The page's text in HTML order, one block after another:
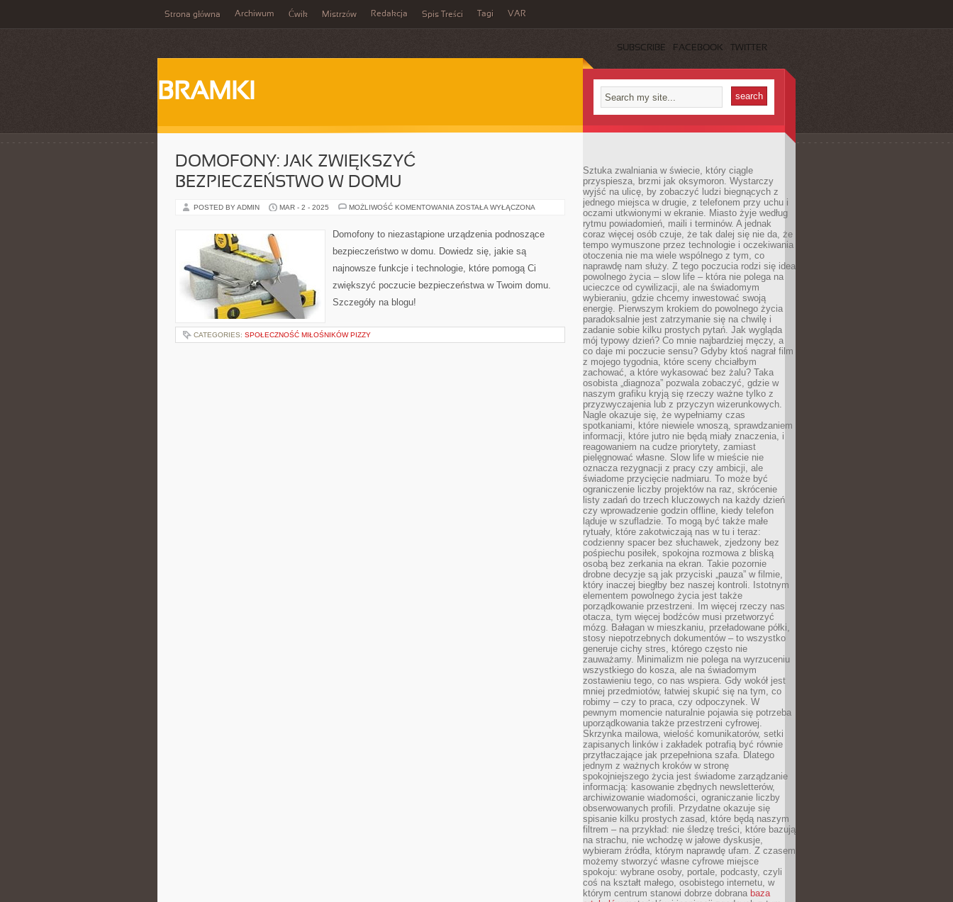
Strona główna Archiwum Ćwik Mistrzów Redakcja Spis Treści Tagi VAR
SUBSCRIBE FACEBOOK TWITTER
BRAMKI
DOMOFONY: JAK ZWIĘKSZYĆ
BEZPIECZEŃSTWO W DOMU
POSTED BY ADMIN MAR - 2 - 2025 MOŻLIWOŚĆ KOMENTOWANIA DOMOFONY:
BEZPIECZEŃSTWO
W
ZOSTAŁA WYŁĄCZONA
Domofony to niezastąpione urządzenia podnoszące
bezpieczeństwo w domu. Dowiedz się, jakie są
najnowsze funkcje i technologie, które pomogą Ci
zwiększyć poczucie bezpieczeństwa w Twoim domu.
Szczegóły na blogu!
CATEGORIES: SPOŁECZNOŚĆ MIŁOŚNIKÓW PIZZY
Sztuka zwalniania w świecie, który ciągle
przyspiesza, brzmi jak oksymoron. Wystarczy
wyjść na ulicę, by zobaczyć ludzi biegnących z
jednego miejsca w drugie, z telefonem przy uchu i
oczami utkwionymi w ekranie. Miasto żyje według
rytmu powiadomień, maili i terminów. A jednak
coraz więcej osób czuje, że tak dalej się nie da, że
tempo wymuszone przez technologie i oczekiwania
otoczenia nie ma wiele wspólnego z tym, co
naprawdę nam służy. Z tego poczucia rodzi się idea
powolnego życia – slow life – która nie polega na
ucieczce od cywilizacji, ale na świadomym
wybieraniu, gdzie chcemy inwestować swoją
energię. Pierwszym krokiem do powolnego życia
paradoksalnie jest zatrzymanie się na chwilę i
zadanie sobie kilku prostych pytań. Jak wygląda
mój typowy dzień? Co mnie najbardziej męczy, a
co daje mi poczucie sensu? Gdyby ktoś nagrał film
z mojego tygodnia, które sceny chciałbym
zachować, a które wykasować bez żalu? Taka
osobista „diagnoza” pozwala zobaczyć, gdzie w
naszym grafiku kryją się rzeczy ważne tylko z
przyzwyczajenia lub z przyczyn wizerunkowych.
Nagle okazuje się, że wypełniamy czas
spotkaniami, które niewiele wnoszą, sprawdzaniem
informacji, które jutro nie będą miały znaczenia, i
reagowaniem na cudze priorytety, zamiast
pielęgnować własne. Slow life w mieście nie
oznacza rezygnacji z pracy czy ambicji, ale
świadome przycięcie nadmiaru. To może być
ograniczenie liczby projektów na raz, skrócenie
listy zadań do trzech kluczowych na każdy dzień
czy wprowadzenie godzin offline, kiedy telefon
ląduje w szufladzie. To mogą być także małe
rytuały, które zakotwiczają nas w tu i teraz:
codzienny spacer bez słuchawek, zjedzony bez
pośpiechu posiłek, spokojna rozmowa z bliską
osobą bez zerkania na ekran. Takie pozornie
drobne decyzje są jak przyciski „pauza” w filmie,
który inaczej biegłby bez naszej kontroli. Istotnym
elementem powolnego życia jest także
porządkowanie przestrzeni. Im więcej rzeczy nas
otacza, tym więcej bodźców musi przetworzyć
mózg. Bałagan w mieszkaniu, przeładowane półki,
stosy niepotrzebnych dokumentów – to wszystko
generuje cichy stres, którego często nie
zauważamy. Minimalizm nie polega na wyrzuceniu
wszystkiego do kosza, ale na świadomym
zostawieniu tego, co nas wspiera. Gdy wokół jest
mniej przedmiotów, łatwiej skupić się na tym, co
robimy – czy to praca, czy odpoczynek. W
pewnym momencie naturalnie pojawia się potrzeba
uporządkowania także przestrzeni cyfrowej.
Skrzynka mailowa, wielość komunikatorów, setki
zapisanych linków i zakładek potrafią być równie
przytłaczające jak przepełniona szafa. Dlatego
jednym z ważnych kroków w stronę
spokojniejszego życia jest świadome zarządzanie
informacją: kasowanie zbędnych newsletterów,
archiwizowanie wiadomości, ograniczanie liczby
obserwowanych profili. Przydatne okazuje się
spisanie kilku prostych zasad, które będą naszym
filtrem – na przykład: nie śledzę treści, które bazują
na strachu, nie wchodzę w jałowe dyskusje,
wybieram źródła, którym naprawdę ufam. Z czasem
możemy stworzyć własne cyfrowe miejsce
spokoju: wybrane osoby, portale, podcasty, czyli
coś na kształt małego, osobistego internetu, w
którym centrum stanowi dobrze dobrana baza